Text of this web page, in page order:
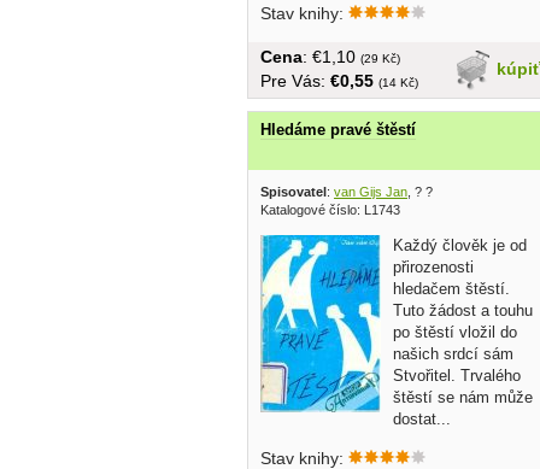
Stav knihy:
kúpiť
Cena: €1,10 (29 Kč)
Pre Vás: €0,55 (14 Kč)
Hledáme pravé štěstí
Spisovatel: van Gijs Jan , ? ?
Katalogové číslo: L1743
Každý člověk je od
přirozenosti
hledačem štěstí.
Tuto žádost a touhu
po štěstí vložil do
našich srdcí sám
Stvořitel. Trvalého
štěstí se nám může
dostat...
Stav knihy: